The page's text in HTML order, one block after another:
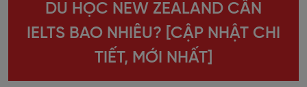
DU HỌC NEW ZEALAND CẦN
IELTS BAO NHIÊU? [CẬP NHẬT CHI
TIẾT, MỚI NHẤT]